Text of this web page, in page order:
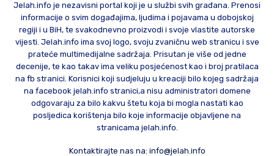
Jelah.info je nezavisni portal koji je u službi svih građana. Prenosi
informacije o svim događajima, ljudima i pojavama u dobojskoj
regiji i u BiH, te svakodnevno proizvodi i svoje vlastite autorske
vijesti. Jelah.info ima svoj logo, svoju zvaničnu web stranicu i sve
prateće multimedijalne sadržaja. Prisutan je više od jedne
decenije, te kao takav ima veliku posjećenost kao i broj pratilaca
na fb stranici. Korisnici koji sudjeluju u kreaciji bilo kojeg sadržaja
na facebook jelah.info stranici,a nisu administratori domene
odgovaraju za bilo kakvu štetu koja bi mogla nastati kao
posljedica korištenja bilo koje informacije objavljene na
stranicama jelah.info.
Kontaktirajte nas na: info@jelah.info